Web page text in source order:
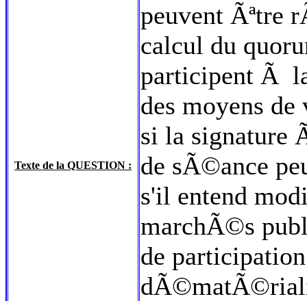
Texte de la QUESTION :
peuvent Ãªtre
calcul du
participent Ã
des moyens
si la signature
de sÃ©ance
s'il entend
marchÃ©s
de